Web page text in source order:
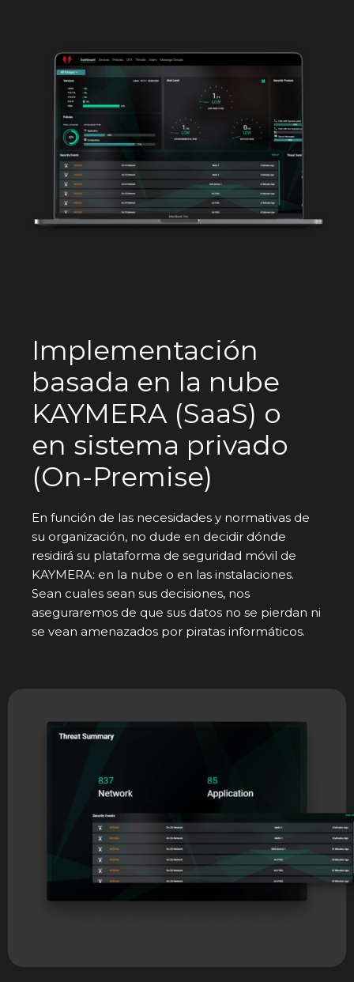
Implementación
basada en la nube
KAYMERA (SaaS) o
en sistema privado
(On-Premise)
En función de las necesidades y normativas de
su organización, no dude en decidir dónde
residirá su plataforma de seguridad móvil de
KAYMERA: en la nube o en las instalaciones.
Sean cuales sean sus decisiones, nos
aseguraremos de que sus datos no se pierdan ni
se vean amenazados por piratas informáticos.